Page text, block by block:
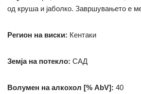
од круша и јаболко. Завршувањето е
Регион на виски: Кентаки
Земја на потекло: САД
Волумен на алкохол [% AbV]: 40